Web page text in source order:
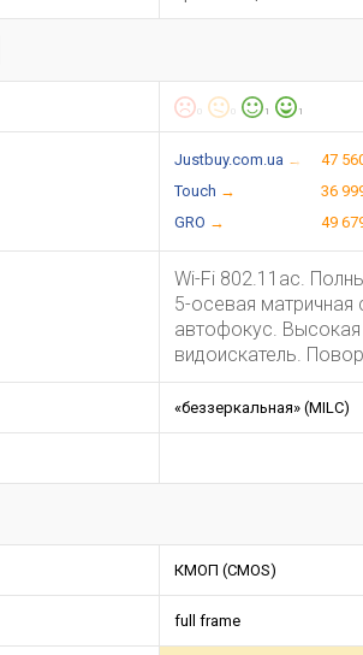
1 1
Justbuy.com.ua 47
Touch 36
GRO 49
Wi-Fi 802.11ac.
5-осевая матричная
автофокус. Высокая
видоискатель.
«беззеркальная» (MILC)
КМОП (CMOS)
full frame